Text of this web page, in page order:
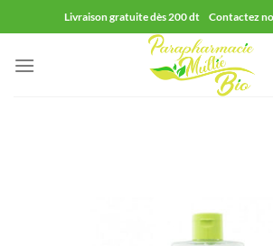
au
contenu
Livraison gratuite dès 200 dt Contactez